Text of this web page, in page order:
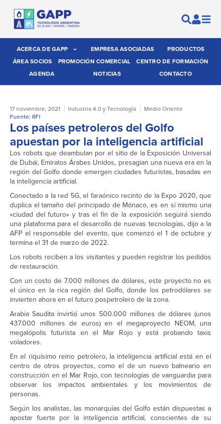
ACERCA DE GAPP EMPRESA ASOCIADAS
PRODUCTOS
ÁREA SOCIOS
PROMOCIÓN COMERCIAL
CENTRO DE FORMACIÓN
AGENDA
NOTICIAS CONTACTO
17 noviembre, 2021 Industria 4.0 y Tecnología
Medio Oriente
Fuente: RFI
Los países petroleros del Golfo
apuestan por la inteligencia artificial
Los robots que deambulan por el sitio de la Exposición Universal
de Dubái, Emiratos Árabes Unidos, presagian una nueva era en la
región del Golfo donde emergen ciudades futuristas, basadas en
la inteligencia artificial.
Conectado a la red 5G, el faraónico recinto de la Expo 2020, que
duplica el tamaño del principado de Mónaco, es en sí mismo una
«ciudad del futuro» y tras el fin de la exposición seguirá siendo
una plataforma para el desarrollo de nuevas tecnologías, dijo a la
AFP el responsable del evento, que comenzó el 1 de octubre y
termina el 31 de marzo de 2022.
Los robots reciben a los visitantes y pueden registrar los pedidos
de restauración.
Con un costo de 7.000 millones de dólares, este proyecto no es
el único en la rica región del Golfo, donde los petrodólares se
invierten ahora en el futuro pospetrolero de la zona.
Arabia Saudita invirtió unos 500.000 millones de dólares (unos
437.000 millones de euros) en el megaproyecto NEOM, una
megalópolis futurista en el Mar Rojo y está probando taxis
voladores.
En el riquísimo reino petrolero, la inteligencia artificial está en el
centro de otros proyectos, como el de un nuevo balneario en
construcción en el Mar Rojo, con tecnologías de vanguardia para
observar los impactos ambientales y los movimientos de
personas.
Según los analistas, las monarquías del Golfo están dispuestas a
apostar fuerte por la inteligencia artificial, conscientes de su